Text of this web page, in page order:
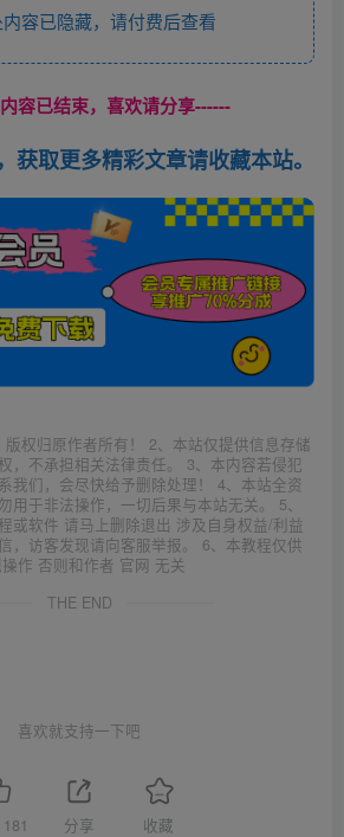
容已隐藏，请付费后查看
容已结束，喜欢请分享------
获取更多精彩文章请收藏本站。
版权归原作者所有！ 2、本站仅提供信息存储
，不承担相关法律责任。 3、本内容若侵犯
我们，会尽快给予删除处理！ 4、本站全资
用于非法操作，一切后果与本站无关。 5、
或软件 请马上删除退出 涉及自身权益/利益
，访客发现请向客服举报。 6、本教程仅供
作 否则和作者 官网 无关
THE END
喜欢就支持一下吧
181 分享 收藏